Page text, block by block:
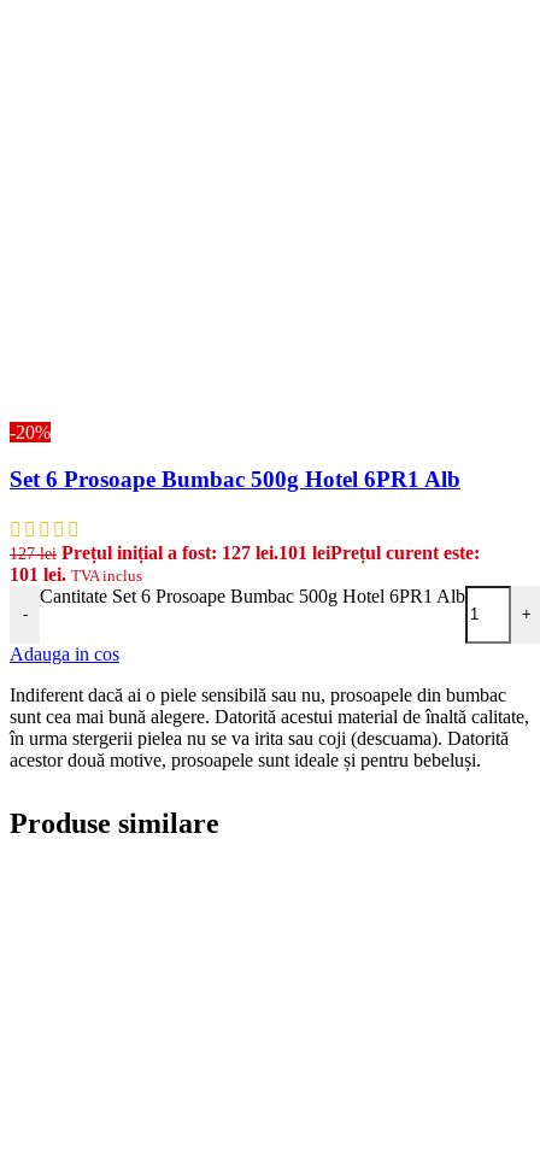
-20%
Set 6 Prosoape Bumbac 500g Hotel 6PR1 Alb
127lei Prețul inițial a fost: 127 lei.101 leiPrețul curent este:
101 lei. TVA inclus
-
Cantitate Set 6 Prosoape Bumbac 500g Hotel 6PR1 Alb
+
Adauga in cos
Indiferent dacă ai o piele sensibilă sau nu, prosoapele din bumbac
sunt cea mai bună alegere. Datorită acestui material de înaltă calitate,
în urma stergerii pielea nu se va irita sau coji (descuama). Datorită
acestor două motive, prosoapele sunt ideale și pentru bebeluși.
Produse similare